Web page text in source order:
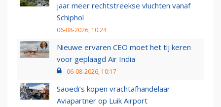
jaar meer rechtstreekse vluchten vanaf
Schiphol
06-08-2026, 10:24
Nieuwe ervaren CEO moet het tij keren
voor geplaagd Air India
06-08-2026, 10:17
Saoedi’s kopen vrachtafhandelaar
Aviapartner op Luik Airport